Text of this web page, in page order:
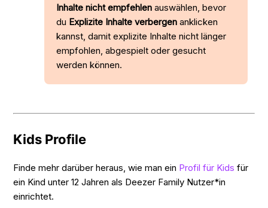
Inhalte nicht empfehlen auswählen, bevor
du Explizite Inhalte verbergen anklicken
kannst, damit explizite Inhalte nicht länger
empfohlen, abgespielt oder gesucht
werden können.
Kids Profile
Finde mehr darüber heraus, wie man ein Profil für Kids für
ein Kind unter 12 Jahren als Deezer Family Nutzer*in
einrichtet.